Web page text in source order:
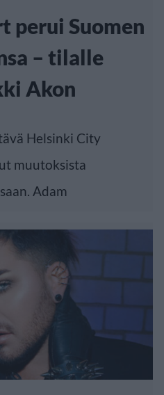
perui Suomen
– tilalle
Akon
Helsinki City
muutoksista
Adam